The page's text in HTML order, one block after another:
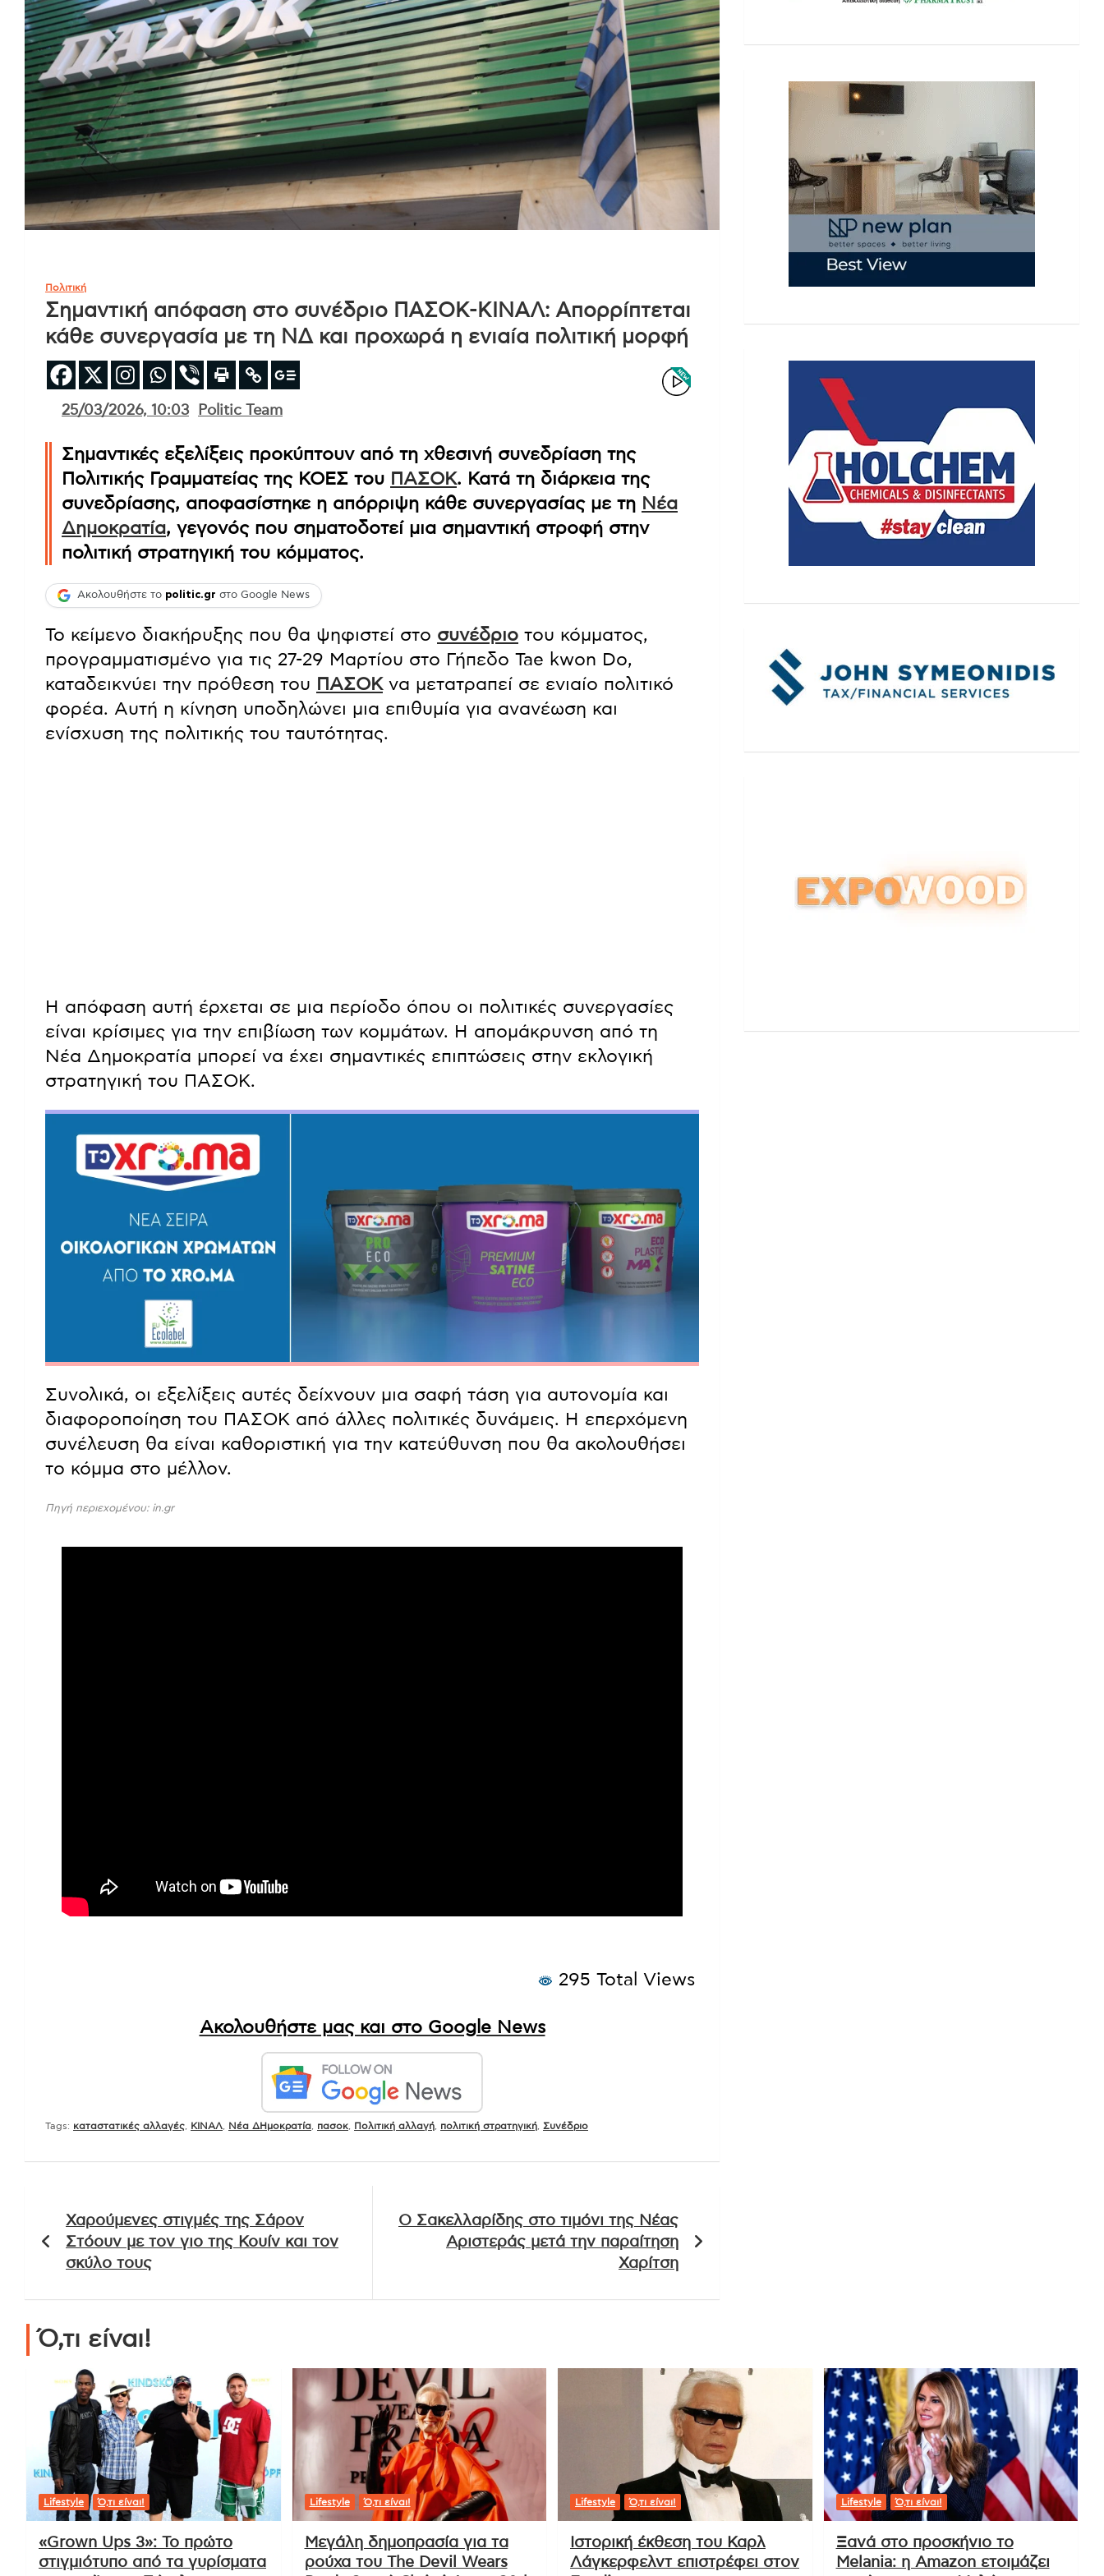
Πολιτική
Σημαντική απόφαση στο συνέδριο ΠΑΣΟΚ-ΚΙΝΑΛ: Απορρίπτεται
κάθε συνεργασία με τη ΝΔ και προχωρά η ενιαία πολιτική μορφή
25/03/2026, 10:03 Politic Team
Σημαντικές εξελίξεις προκύπτουν από τη χθεσινή συνεδρίαση της
Πολιτικής Γραμματείας της ΚΟΕΣ του ΠΑΣΟΚ. Κατά τη διάρκεια της
συνεδρίασης, αποφασίστηκε η απόρριψη κάθε συνεργασίας με τη Νέα
Δημοκρατία, γεγονός που σηματοδοτεί μια σημαντική στροφή στην
πολιτική στρατηγική του κόμματος.
Ακολουθήστε το politic.gr στο Google News
Το κείμενο διακήρυξης που θα ψηφιστεί στο συνέδριο του κόμματος,
προγραμματισμένο για τις 27-29 Μαρτίου στο Γήπεδο Tae kwon Do,
καταδεικνύει την πρόθεση του ΠΑΣΟΚνα μετατραπεί σε ενιαίο πολιτικό
φορέα. Αυτή η κίνηση υποδηλώνει μια επιθυμία για ανανέωση και
ενίσχυση της πολιτικής του ταυτότητας.
Η απόφαση αυτή έρχεται σε μια περίοδο όπου οι πολιτικές συνεργασίες
είναι κρίσιμες για την επιβίωση των κομμάτων. Η απομάκρυνση από τη
Νέα Δημοκρατία μπορεί να έχει σημαντικές επιπτώσεις στην εκλογική
στρατηγική του ΠΑΣΟΚ.
Συνολικά, οι εξελίξεις αυτές δείχνουν μια σαφή τάση για αυτονομία και
διαφοροποίηση του ΠΑΣΟΚ από άλλες πολιτικές δυνάμεις. Η επερχόμενη
συνέλευση θα είναι καθοριστική για την κατεύθυνση που θα ακολουθήσει
το κόμμα στο μέλλον.
Πηγή περιεχομένου: in.gr
295 Total Views
Ακολουθήστε μας και στο Google News
Tags: καταστατικές αλλαγές ΚΙΝΑΛ Νέα ΔΗμοκρατία πασοκ Πολιτική αλλαγή πολιτική στρατηγική Συνέδριο
άρθρων
Χαρούμενες στιγμές της Σάρον
Στόουν με τον γιο της Κουίν και τον
σκύλο τους
O Σακελλαρίδης στο τιμόνι της Νέας
Αριστεράς μετά την παραίτηση
Χαρίτση
Ό,τι είναι!
Lifestyle Ό,τι είναι!
«Grown Ups 3»: Το πρώτο
στιγμιότυπο από τα γυρίσματα
Lifestyle Ό,τι είναι!
Μεγάλη δημοπρασία για τα
ρούχα του The Devil Wears
Lifestyle Ό,τι είναι!
Ιστορική έκθεση του Καρλ
Λάγκερφελντ επιστρέφει στον
Lifestyle Ό,τι είναι!
Ξανά στο προσκήνιο το
Melania: η Amazon ετοιμάζει